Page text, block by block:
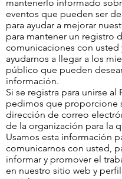
mantenerlo informado
eventos que pueden ser
para ayudar a mejorar
para mantener un registro
comunicaciones con usted
ayudarnos a llegar a los
público que pueden
información.
Si se registra para unirse al
pedimos que proporcione
dirección de correo
de la organización para la
Usamos esta información
comunicarnos con usted,
informar y promover el
en nuestro sitio web y